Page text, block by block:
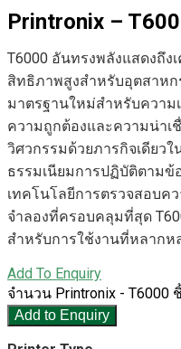
Printronix –
T6000 อันทรงพลังแสดงถึ
สิทธิภาพสูงสําหรับอุตสาห
มาตรฐานใหม่สําหรับควา
ความถูกต้องและความน่าเ
วิศวกรรมด้วยภารกิจเดียว
ธรรมเนียมการปฏิบัติตาม
เทคโนโลยีการตรวจสอบค
จําลองที่ครอบคลุมที่สุด
สําหรับการใช้งานที่หลากห
Add To Enquiry
จำนวน Printronix - T6000
Add to Enquiry